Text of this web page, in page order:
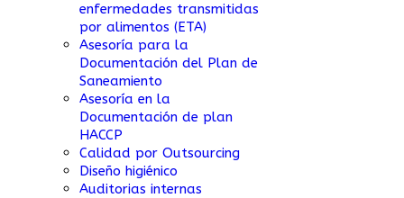
enfermedades transmitidas
por alimentos (ETA)
Asesoría para la
Documentación del Plan de
Saneamiento
Asesoría en la
Documentación de plan
HACCP
Calidad por Outsourcing
Diseño higiénico
Auditorias internas